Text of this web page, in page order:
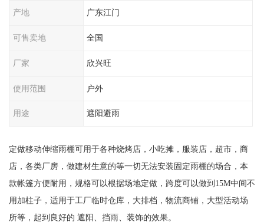
产地 广东江门
可售卖地 全国
厂家 欣兴旺
使用范围 户外
用途 遮阳避雨
定做移动伸缩雨棚可用于各种烧烤店，小吃摊，服装店，超市，商
店，各类厂房，做建材生意的等一切无法安装固定雨棚的场合，本
款帐篷方便耐用，规格可以根据场地定做，跨度可以做到15M中间不
用加柱子，适用于工厂临时仓库，大排档，物流商铺，大型活动场
所等，起到良好的 遮阳、挡雨、装饰的效果。